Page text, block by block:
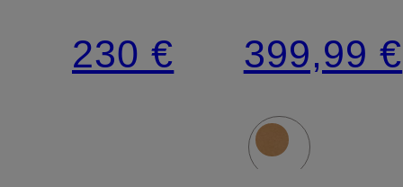
230 € 399,99 €